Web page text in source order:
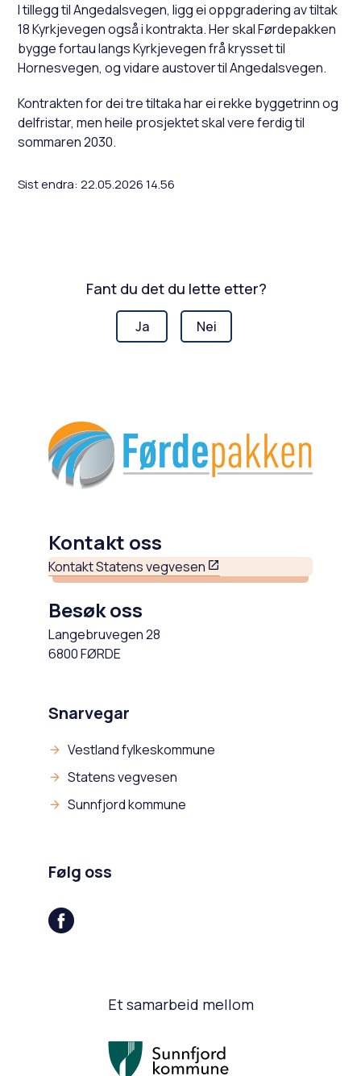
I tillegg til Angedalsvegen, ligg ei oppgradering av tiltak
18 Kyrkjevegen også i kontrakta. Her skal Førdepakken
bygge fortau langs Kyrkjevegen frå krysset til
Hornesvegen, og vidare austover til Angedalsvegen.
Kontrakten for dei tre tiltaka har ei rekke byggetrinn og
delfristar, men heile prosjektet skal vere ferdig til
sommaren 2030.
Sist endra 22.05.2026 14.56
Fant du det du lette etter?
Ja Nei
Kontakt oss
Kontakt Statens vegvesen
Besøk oss
Langebruvegen 28
6800 FØRDE
Snarvegar
Vestland fylkeskommune
Statens vegvesen
Sunnfjord kommune
Følg oss
Et samarbeid mellom